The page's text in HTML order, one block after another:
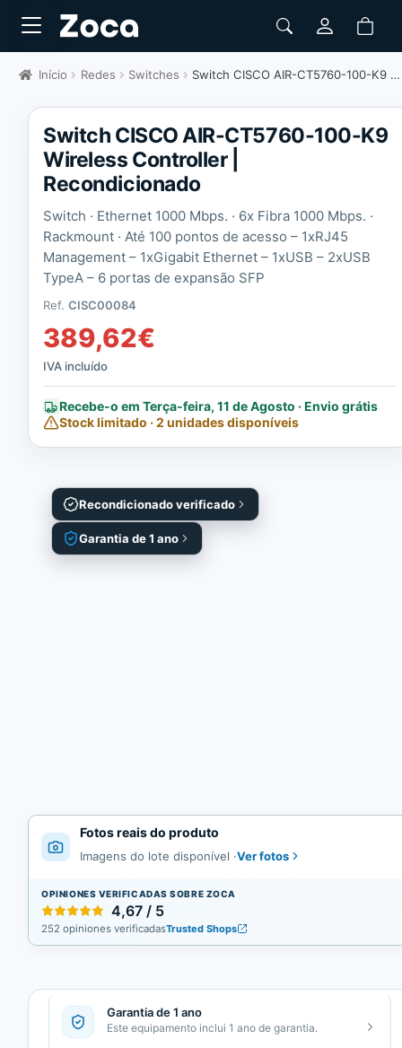
Início Redes Switches Switch CISCO AIR-CT5760-100-K9 Wireless Controller | Recondicionado
Recondicionado verificado
Garantia de 1 ano
Fotos reais do produto
Imagens do lote disponível ·Ver fotos
OPINIONES VERIFICADAS SOBRE ZOCA
4,67 / 5
252 opiniones verificadasTrusted Shops
Switch CISCO AIR-CT5760-100-K9
Wireless Controller |
Recondicionado
Switch · Ethernet 1000 Mbps. · 6x Fibra 1000 Mbps. ·
Rackmount ·Até 100 pontos de acesso – 1xRJ45
Management – 1xGigabit Ethernet – 1xUSB – 2xUSB
TypeA – 6 portas de expansão SFP
Ref.CISC00084
389,62€
IVA incluído
Recebe-o em Terça-feira, 11 de Agosto · Envio grátis
Stock limitado · 2 unidades disponíveis
Garantia de 1 ano
Este equipamento inclui 1 ano de garantia.